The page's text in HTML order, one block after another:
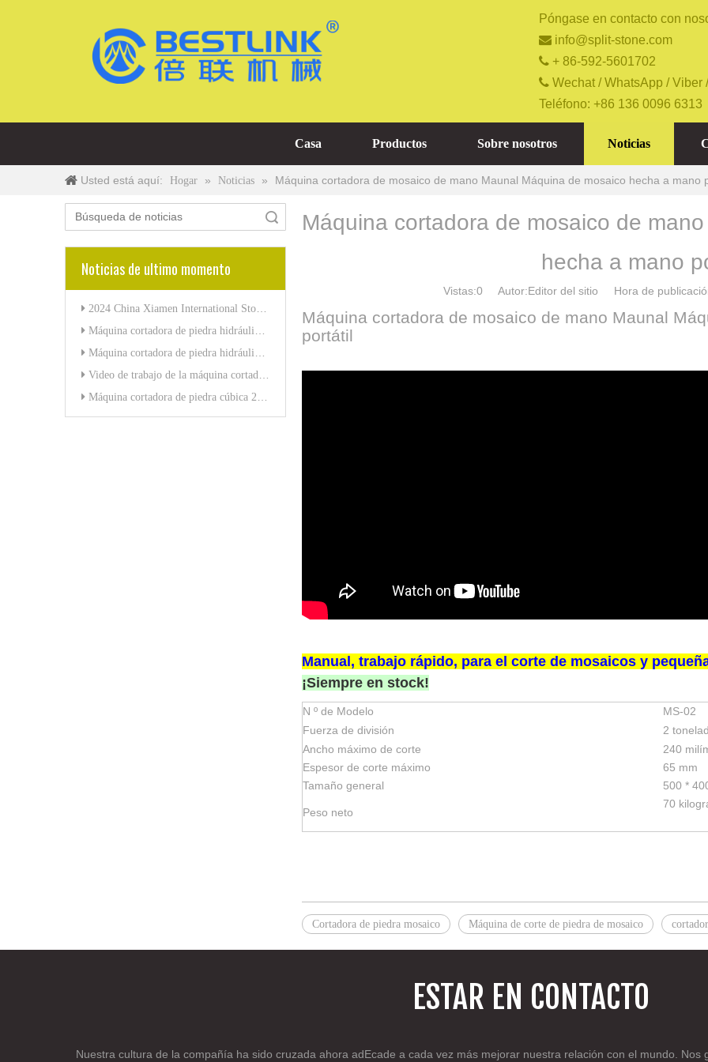
Póngase en contacto con
 info@split-stone.com
 + 86-592-5601702
 Wechat / WhatsApp / Viber /
Teléfono: +86 136 0096 6313
Casa Productos Sobre nosotros Noticias
Usted está aquí: Hogar » Noticias » Máquina cortadora de mosaico de mano Maunal Máquina de mosaico hecha a mano
Noticias de ultimo momento
2024 China Xiamen International Stone Fair-Xiamen Bestlink Factory Co., Ltd.
Máquina cortadora de piedra hidráulica BESTLINK Factory de 320 toneladas para granito de mármol
Máquina cortadora de piedra hidráulica de 320 toneladas de BESTLINK Factory
Video de trabajo de la máquina cortadora de piedra cúbica
Máquina cortadora de piedra cúbica 2026
Máquina cortadora de mosaico de
hecha a mano
Vistas:0 Autor:Editor del sitio Hora de
Máquina cortadora de mosaico de mano Maunal
portátil
Manual, trabajo rápido, para el corte de mosaicos y
¡Siempre en stock!
N º de Modelo
MS-02
Fuerza de división
2
Ancho máximo de corte
240
Espesor de corte máximo
65 mm
Tamaño general
500 *
Peso neto
70
Cortadora de piedra mosaico Máquina de corte de piedra de mosaico
ESTAR EN CONTACTO
Nuestra cultura de la compañía ha sido cruzada ahora adEcade a cada vez más mejorar nuestra relación con el mundo.